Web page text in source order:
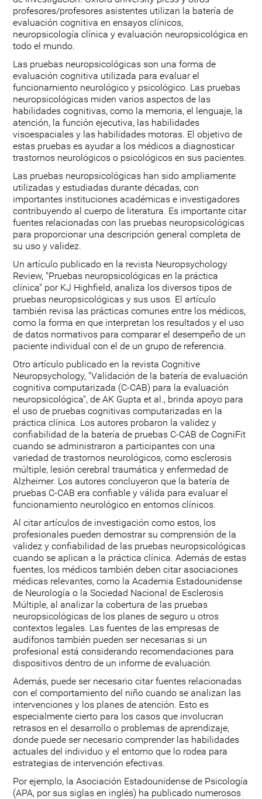
profesores/profesores asistentes utilizan la batería de
evaluación cognitiva en ensayos clínicos,
neuropsicología clínica y evaluación neuropsicológica en
todo el mundo.
Las pruebas neuropsicológicas son una forma de
evaluación cognitiva utilizada para evaluar el
funcionamiento neurológico y psicológico. Las pruebas
neuropsicológicas miden varios aspectos de las
habilidades cognitivas, como la memoria, el lenguaje, la
atención, la función ejecutiva, las habilidades
visoespaciales y las habilidades motoras. El objetivo de
estas pruebas es ayudar a los médicos a diagnosticar
trastornos neurológicos o psicológicos en sus pacientes.
Las pruebas neuropsicológicas han sido ampliamente
utilizadas y estudiadas durante décadas, con
importantes instituciones académicas e investigadores
contribuyendo al cuerpo de literatura. Es importante citar
fuentes relacionadas con las pruebas neuropsicológicas
para proporcionar una descripción general completa de
su uso y validez.
Un artículo publicado en la revista Neuropsychology
Review, "Pruebas neuropsicológicas en la práctica
clínica" por KJ Highfield, analiza los diversos tipos de
pruebas neuropsicológicas y sus usos. El artículo
también revisa las prácticas comunes entre los médicos,
como la forma en que interpretan los resultados y el uso
de datos normativos para comparar el desempeño de un
paciente individual con el de un grupo de referencia.
Otro artículo publicado en la revista Cognitive
Neuropsychology, "Validación de la batería de evaluación
cognitiva computarizada (C-CAB) para la evaluación
neuropsicológica", de AK Gupta et al., brinda apoyo para
el uso de pruebas cognitivas computarizadas en la
práctica clínica. Los autores probaron la validez y
confiabilidad de la batería de pruebas C-CAB de CogniFit
cuando se administraron a participantes con una
variedad de trastornos neurológicos, como esclerosis
múltiple, lesión cerebral traumática y enfermedad de
Alzheimer. Los autores concluyeron que la batería de
pruebas C-CAB era confiable y válida para evaluar el
funcionamiento neurológico en entornos clínicos.
Al citar artículos de investigación como estos, los
profesionales pueden demostrar su comprensión de la
validez y confiabilidad de las pruebas neuropsicológicas
cuando se aplican a la práctica clínica. Además de estas
fuentes, los médicos también deben citar asociaciones
médicas relevantes, como la Academia Estadounidense
de Neurología o la Sociedad Nacional de Esclerosis
Múltiple, al analizar la cobertura de las pruebas
neuropsicológicas de los planes de seguro u otros
contextos legales. Las fuentes de las empresas de
audífonos también pueden ser necesarias si un
profesional está considerando recomendaciones para
dispositivos dentro de un informe de evaluación.
Además, puede ser necesario citar fuentes relacionadas
con el comportamiento del niño cuando se analizan las
intervenciones y los planes de atención. Esto es
especialmente cierto para los casos que involucran
retrasos en el desarrollo o problemas de aprendizaje,
donde puede ser necesario comprender las habilidades
actuales del individuo y el entorno que lo rodea para
estrategias de intervención efectivas.
Por ejemplo, la Asociación Estadounidense de Psicología
(APA, por sus siglas en inglés) ha publicado numerosos